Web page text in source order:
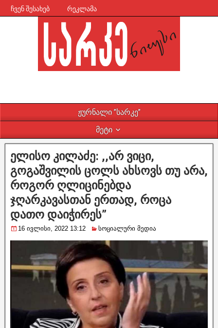
ჩვენ შესახებ რეკლამა
ჟურნალი ”სარკე”
მეტი
ელისო კილაძე: ,,არ ვიცი,
გოგაშვილის ცოლს ახსოვს თუ არა,
როგორ ღლიცინებდა
ჯღარკავასთან ერთად, როცა
დათო დაიჭირეს”
16 ივლისი, 2022 13:12 სოციალური მედია